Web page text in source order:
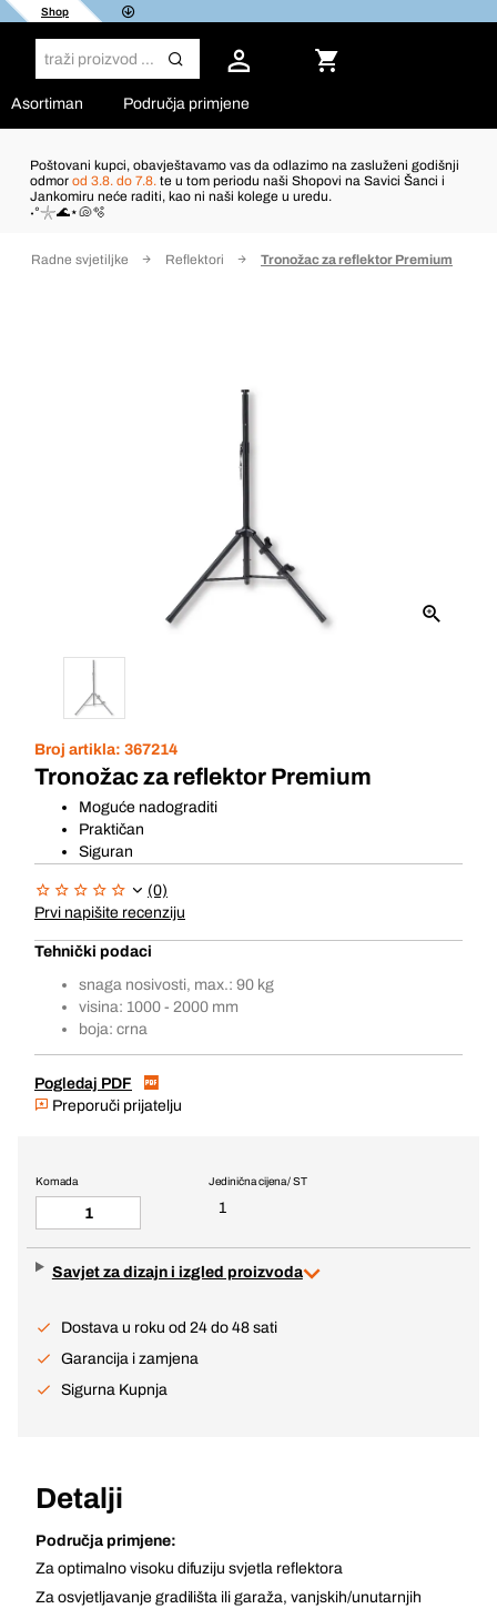
Shop
Asortiman Područja primjene
Poštovani kupci, obavještavamo vas da odlazimo na zasluženi godišnji
odmor od 3.8. do 7.8. te u tom periodu naši Shopovi na Savici Šanci i
Jankomiru neće raditi, kao ni naši kolege u uredu.
˖°𓇼🌊⋆🐚🫧
Radne svjetiljke Reflektori Tronožac za reflektor Premium
Broj artikla: 367214
Tronožac za reflektor Premium
Moguće nadograditi
Praktičan
Siguran
(0)
Prvi napišite recenziju
Tehnički podaci
snaga nosivosti, max.: 90 kg
visina: 1000 - 2000 mm
boja: crna
Pogledaj PDF
Preporuči prijatelju
Jedinična cijena / ST
1
Komada
Savjet za dizajn i izgled proizvoda
Dostava u roku od 24 do 48 sati
Garancija i zamjena
Sigurna Kupnja
Detalji
Područja primjene:
Za optimalno visoku difuziju svjetla reflektora
Za osvjetljavanje gradilišta ili garaža, vanjskih/unutarnjih